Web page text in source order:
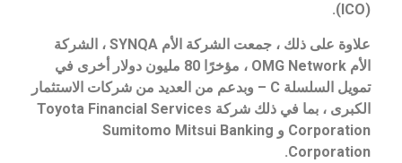
(ICO).
علاوة على ذلك ، جمعت الشركة الأم SYNQA ، الشركة
الأم OMG Network ، مؤخرًا 80 مليون دولار أخرى في
تمويل السلسلة C – وبدعم من العديد من شركات الاستثمار
الكبرى ، بما في ذلك شركة Toyota Financial Services
Corporation و Sumitomo Mitsui Banking
Corporation.